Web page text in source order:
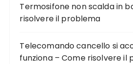
Termosifone non scalda in
risolvere il problema
Telecomando cancello si
funziona – Come risolvere il